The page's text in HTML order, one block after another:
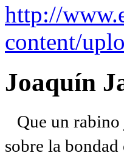
http://
content/
Joaquín
Que un
sobre la